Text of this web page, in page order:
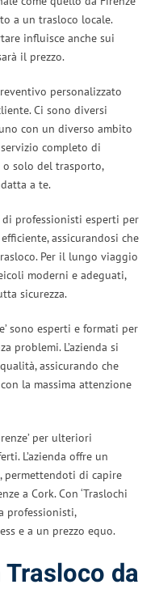
a un trasloco locale.
influisce anche sui
il prezzo.
personalizzato
Ci sono diversi
con un diverso ambito
completo di
solo del trasporto,
a te.
professionisti esperti per
assicurandosi che
Per il lungo viaggio
moderni e adeguati,
sicurezza.
sono esperti e formati per
problemi. L’azienda si
assicurando che
la massima attenzione
per ulteriori
L’azienda offre un
permettendoti di capire
a Cork. Con ‘Traslochi
professionisti,
e a un prezzo equo.
da